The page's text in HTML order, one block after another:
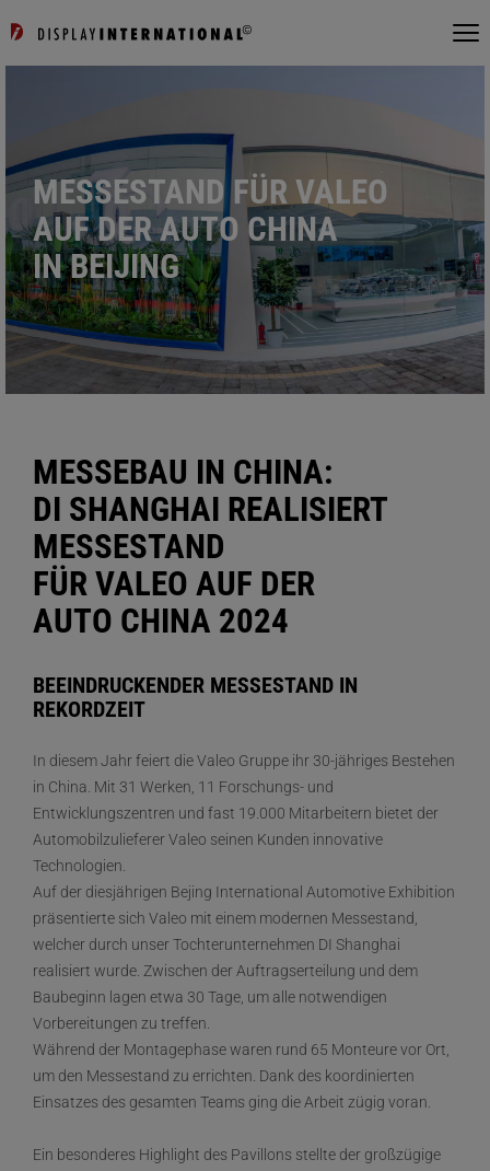
MESSESTAND FÜR VALEO
AUF DER AUTO CHINA
IN BEIJING
MESSEBAU IN CHINA:
DI SHANGHAI REALISIERT
MESSESTAND
FÜR VALEO AUF DER
AUTO CHINA 2024
BEEINDRUCKENDER MESSESTAND IN
REKORDZEIT
In diesem Jahr feiert die Valeo Gruppe ihr 30-jähriges Bestehen
in China. Mit 31 Werken, 11 Forschungs- und
Entwicklungszentren und fast 19.000 Mitarbeitern bietet der
Automobilzulieferer Valeo seinen Kunden innovative
Technologien.
Auf der diesjährigen Bejing International Automotive Exhibition
präsentierte sich Valeo mit einem modernen Messestand,
welcher durch unser Tochterunternehmen DI Shanghai
realisiert wurde. Zwischen der Auftragserteilung und dem
Baubeginn lagen etwa 30 Tage, um alle notwendigen
Vorbereitungen zu treffen.
Während der Montagephase waren rund 65 Monteure vor Ort,
um den Messestand zu errichten. Dank des koordinierten
Einsatzes des gesamten Teams ging die Arbeit zügig voran.
Ein besonderes Highlight des Pavillons stellte der großzügige